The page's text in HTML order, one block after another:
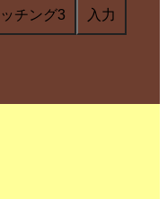
チング3 入力